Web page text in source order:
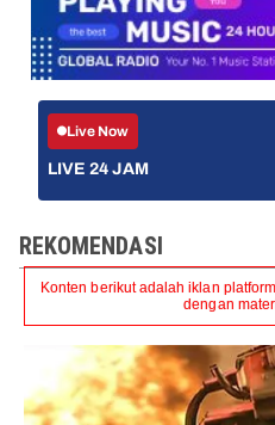
Live Now
LIVE 24 JAM